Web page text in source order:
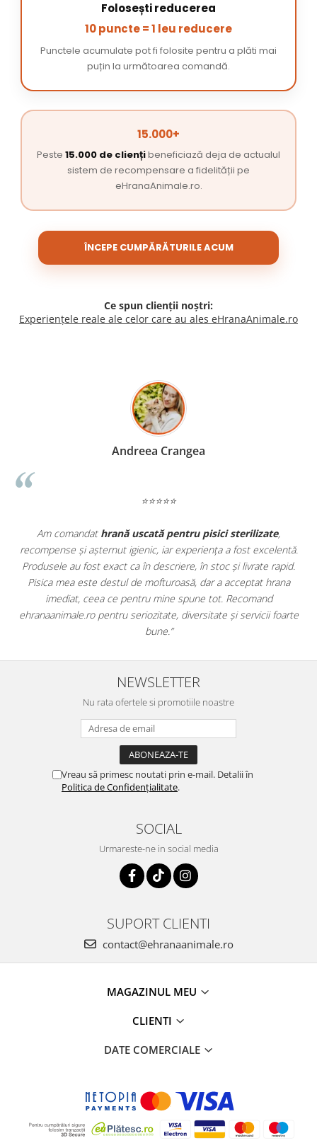
Folosești reducerea
10 puncte = 1 leu reducere
Punctele acumulate pot fi folosite pentru a plăti mai
puțin la următoarea comandă.
15.000+
Peste 15.000 de cliențibeneficiază deja de actualul
sistem de recompensare a fidelității pe
eHranaAnimale.ro.
ÎNCEPE CUMPĂRĂTURILE ACUM
Ce spun clienții noștri:
Experiențele reale ale celor care au ales eHranaAnimale.ro
Madalina Stancea
⭐⭐⭐⭐⭐
Apreciez foarte mult faptul că peehranaanimale.rogăsesc
doar hrană, ci și produse dinfarmacia veterinară:
antiparazitare, suplimente și soluții de îngrijire. Este foarte
comod să pot comanda tot ce am nevoie pentru animalul
dintr-un singur loc. Livrarea a fost rapidă, iar produsele au fost
originale și în termen. Magazin serios, bine organizat și foarte
pentru orice stăpân de animale.
NEWSLETTER
Nu rata ofertele si promotiile noastre
Vreau să primesc noutati prin e-mail. Detalii în
Politica de Confidențialitate.
SOCIAL
Urmareste-ne in social media
SUPORT CLIENTI
contact@ehranaanimale.ro
MAGAZINUL MEU
CLIENTI
DATE COMERCIALE